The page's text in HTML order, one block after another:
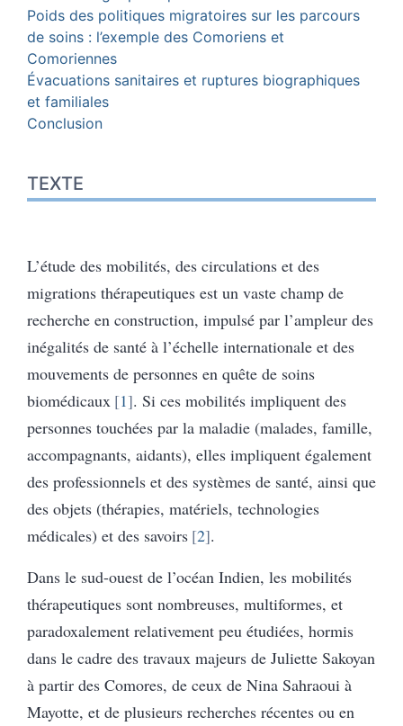
Poids des politiques migratoires sur les parcours
de soins : l’exemple des Comoriens et
Comoriennes
Évacuations sanitaires et ruptures biographiques
et familiales
Conclusion
TEXTE
L’étude des mobilités, des circulations et des
migrations thérapeutiques est un vaste champ de
recherche en construction, impulsé par l’ampleur des
inégalités de santé à l’échelle internationale et des
mouvements de personnes en quête de soins
biomédicaux 1 . Si ces mobilités impliquent des
personnes touchées par la maladie (malades, famille,
accompagnants, aidants), elles impliquent également
des professionnels et des systèmes de santé, ainsi que
des objets (thérapies, matériels, technologies
médicales) et des savoirs 2 .
Dans le sud-ouest de l’océan Indien, les mobilités
thérapeutiques sont nombreuses, multiformes, et
paradoxalement relativement peu étudiées, hormis
dans le cadre des travaux majeurs de Juliette Sakoyan
à partir des Comores, de ceux de Nina Sahraoui à
Mayotte, et de plusieurs recherches récentes ou en